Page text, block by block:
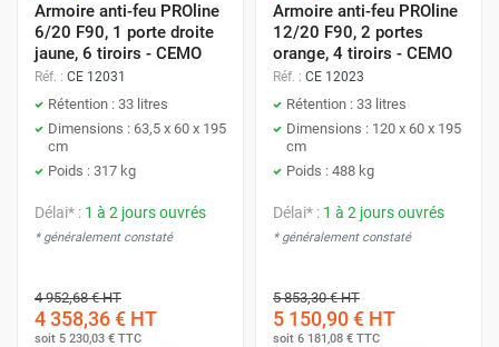
Armoire anti-feu PROline
6/20 F90, 1 porte droite
jaune, 6 tiroirs - CEMO
Réf. : CE 12031
Rétention : 33 litres
Dimensions : 63,5 x 60 x 195
cm
Poids : 317 kg
Délai* : 1 à 2 jours ouvrés
* généralement constaté
4 952,68 €HT
4 358,36 € HT
soit 5 230,03 € TTC
Armoire anti-feu PROline
12/20 F90, 2 portes
orange, 4 tiroirs - CEMO
Réf. : CE 12023
Rétention : 33 litres
Dimensions : 120 x 60 x 195
cm
Poids : 488 kg
Délai* : 1 à 2 jours ouvrés
* généralement constaté
5 853,30 €HT
5 150,90 € HT
soit 6 181,08 € TTC